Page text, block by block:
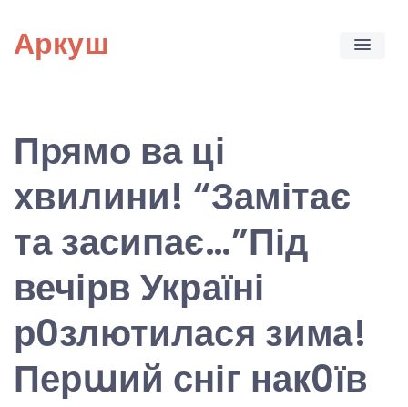
content
Аркуш
Прямо ва ці
хвилини! “Замітає
та засипає…”Під
вечірв Україні
р0злютилася зима!
Перաий сніг нак0їв